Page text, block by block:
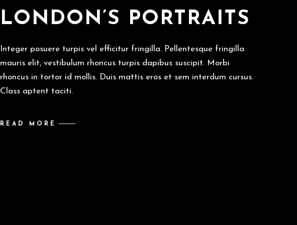
LONDON’S PORTRAITS
Integer posuere turpis vel efficitur fringilla. Pellentesque fringilla
mauris elit, vestibulum rhoncus turpis dapibus suscipit. Morbi
rhoncus in tortor id mollis. Duis mattis eros et sem interdum cursus.
Class aptent taciti.
READ MORE